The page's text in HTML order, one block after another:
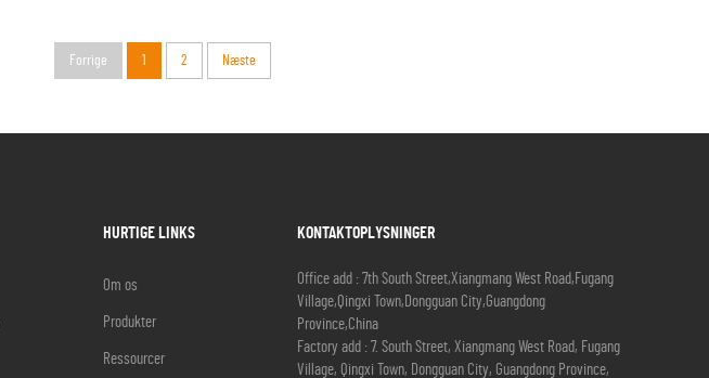
Forrige 1 2 Næste
HURTIGE LINKS
Om os
Produkter
Ressourcer
KONTAKTOPLYSNINGER
Office add : 7th South Street,Xiangmang West Road,Fugang
Village,Qingxi Town,Dongguan City,Guangdong
Province,China
Factory add : 7. South Street, Xiangmang West Road, Fugang
Village, Qingxi Town, Dongguan City, Guangdong Province,